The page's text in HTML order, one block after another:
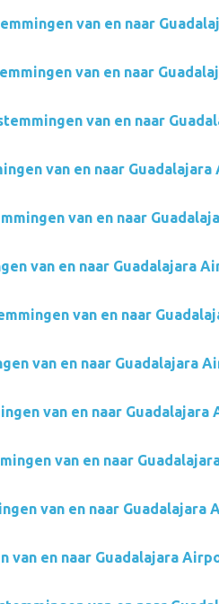
van en naar
van en naar
van en naar
van en naar Guadalajara
van en naar
van en naar Guadalajara
van en naar
van en naar Guadalajara
van en naar Guadalajara
van en naar
van en naar Guadalajara
van en naar Guadalajara